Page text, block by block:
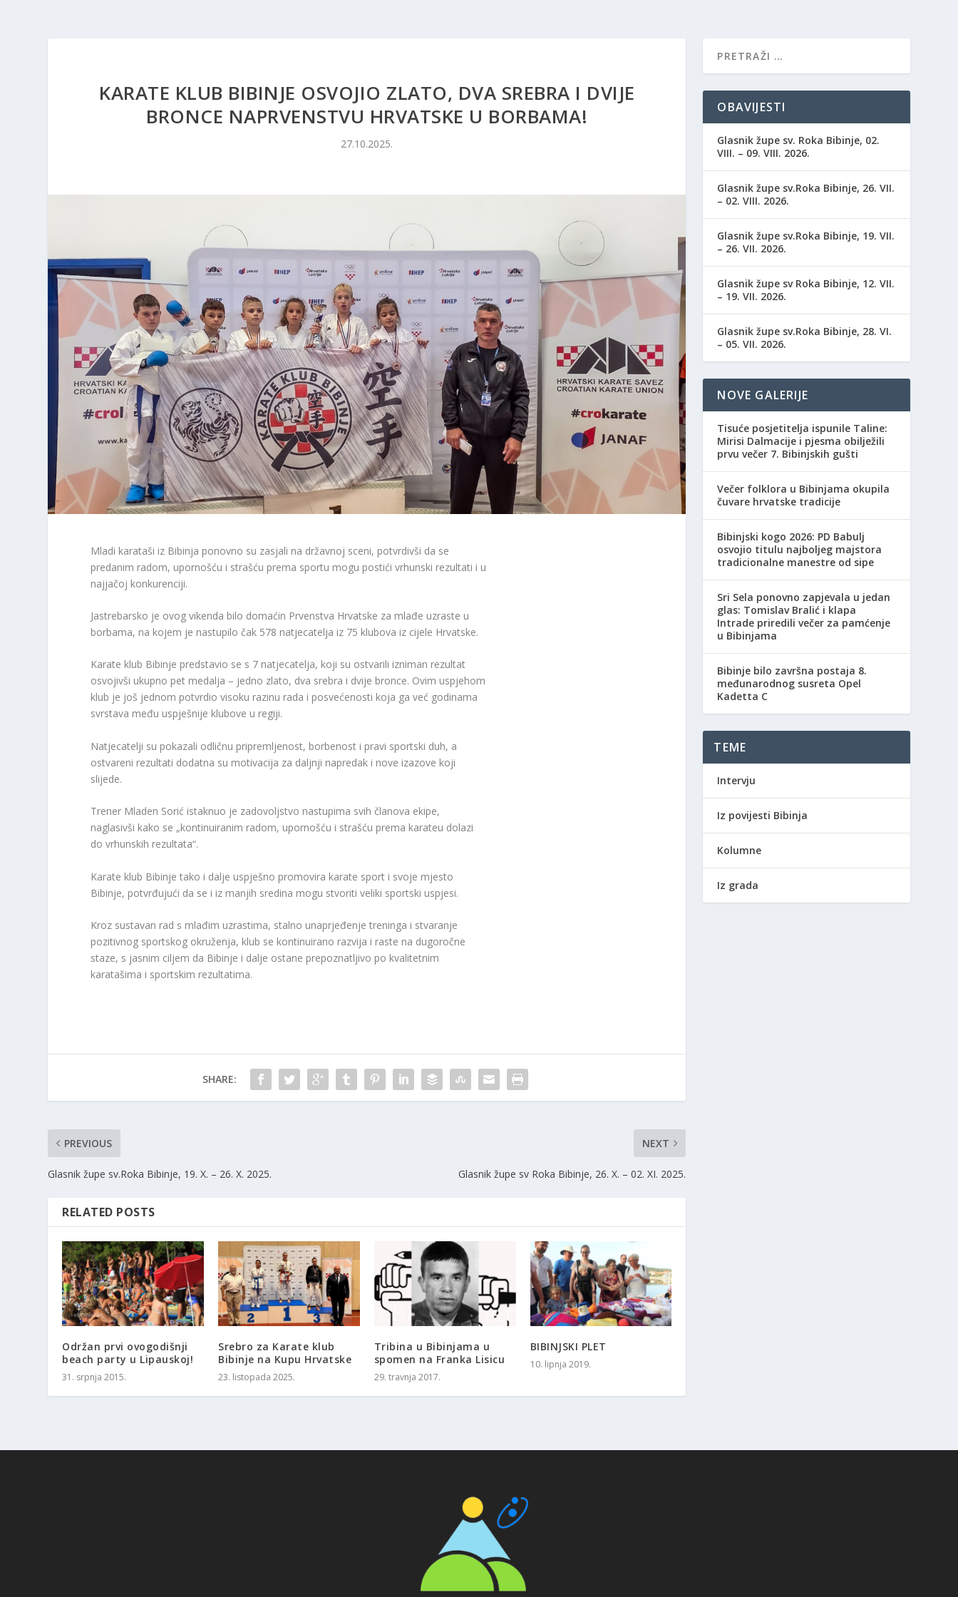
KARATE KLUB BIBINJE OSVOJIO ZLATO, DVA SREBRA I DVIJE
BRONCE NAPRVENSTVU HRVATSKE U BORBAMA!
27.10.2025.
Mladi karataši iz Bibinja ponovno su zasjali na državnoj sceni, potvrdivši da se
predanim radom, upornošću i strašću prema sportu mogu postići vrhunski rezultati i u
najjačoj konkurenciji.
Jastrebarsko je ovog vikenda bilo domaćin Prvenstva Hrvatske za mlađe uzraste u
borbama, na kojem je nastupilo čak 578 natjecatelja iz 75 klubova iz cijele Hrvatske.
Karate klub Bibinje predstavio se s 7 natjecatelja, koji su ostvarili izniman rezultat
osvojivši ukupno pet medalja – jedno zlato, dva srebra i dvije bronce. Ovim uspjehom
klub je još jednom potvrdio visoku razinu rada i posvećenosti koja ga već godinama
svrstava među uspješnije klubove u regiji.
Natjecatelji su pokazali odličnu pripremljenost, borbenost i pravi sportski duh, a
ostvareni rezultati dodatna su motivacija za daljnji napredak i nove izazove koji
slijede.
Trener Mladen Sorić istaknuo je zadovoljstvo nastupima svih članova ekipe,
naglasivši kako se „kontinuiranim radom, upornošću i strašću prema karateu dolazi
do vrhunskih rezultata“.
Karate klub Bibinje tako i dalje uspješno promovira karate sport i svoje mjesto
Bibinje, potvrđujući da se i iz manjih sredina mogu stvoriti veliki sportski uspjesi.
Kroz sustavan rad s mlađim uzrastima, stalno unaprjeđenje treninga i stvaranje
pozitivnog sportskog okruženja, klub se kontinuirano razvija i raste na dugoročne
staze, s jasnim ciljem da Bibinje i dalje ostane prepoznatljivo po kvalitetnim
karatašima i sportskim rezultatima.
SHARE:
PREVIOUS
Glasnik župe sv.Roka Bibinje, 19. X. – 26. X. 2025.
NEXT
Glasnik župe sv Roka Bibinje, 26. X. – 02. XI. 2025.
RELATED POSTS
Održan prvi ovogodišnji
beach party u Lipauskoj!
31. srpnja 2015.
Srebro za Karate klub
Bibinje na Kupu Hrvatske
23. listopada 2025.
Tribina u Bibinjama u
spomen na Franka Lisicu
29. travnja 2017.
BIBINJSKI PLET
10. lipnja 2019.
OBAVIJESTI
Glasnik župe sv. Roka Bibinje, 02.
VIII. – 09. VIII. 2026.
Glasnik župe sv.Roka Bibinje, 26. VII.
– 02. VIII. 2026.
Glasnik župe sv.Roka Bibinje, 19. VII.
– 26. VII. 2026.
Glasnik župe sv Roka Bibinje, 12. VII.
– 19. VII. 2026.
Glasnik župe sv.Roka Bibinje, 28. VI.
– 05. VII. 2026.
NOVE GALERIJE
Tisuće posjetitelja ispunile Taline:
Mirisi Dalmacije i pjesma obilježili
prvu večer 7. Bibinjskih gušti
Večer folklora u Bibinjama okupila
čuvare hrvatske tradicije
Bibinjski kogo 2026: PD Babulj
osvojio titulu najboljeg majstora
tradicionalne manestre od sipe
Sri Sela ponovno zapjevala u jedan
glas: Tomislav Bralić i klapa
Intrade priredili večer za pamćenje
u Bibinjama
Bibinje bilo završna postaja 8.
međunarodnog susreta Opel
Kadetta C
TEME
Intervju
Iz povijesti Bibinja
Kolumne
Iz grada